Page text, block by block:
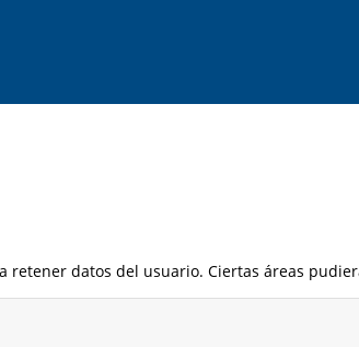
datos del usuario. Ciertas áreas